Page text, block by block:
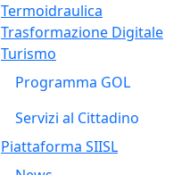
Termoidraulica
Trasformazione Digitale
Turismo
Programma GOL
Servizi al Cittadino
Piattaforma SIISL